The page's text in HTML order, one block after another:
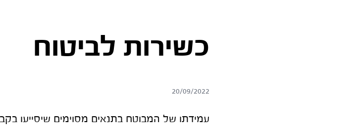
כשירות לביטוח
20/09/2022
עמידתו של המבוטח בתנאים מסוימים שיסייעו